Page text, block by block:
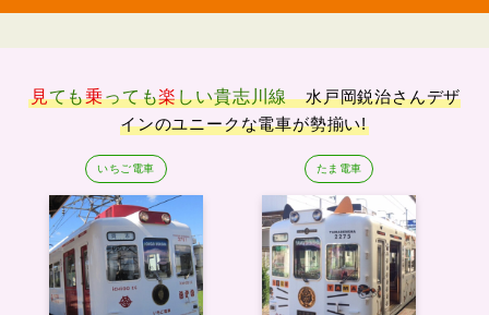
見ても乗っても楽しい貴志川線
水戸岡鋭治さんデザ
インのユニークな電車が勢揃い!
いちご電車 たま電車